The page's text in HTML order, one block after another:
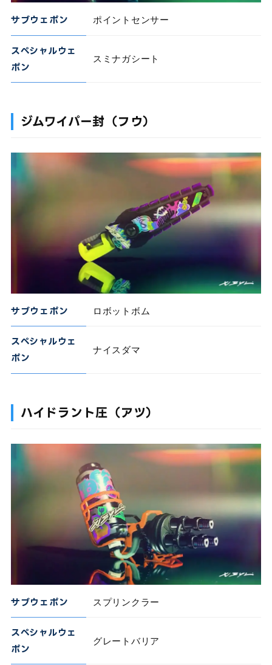
サブウェポン ポイントセンサー
スペシャルウェ
ポン
スミナガシート
ジムワイパー封（フウ）
サブウェポン ロボットボム
スペシャルウェ
ポン
ナイスダマ
ハイドラント圧（アツ）
サブウェポン スプリンクラー
スペシャルウェ
ポン
グレートバリア